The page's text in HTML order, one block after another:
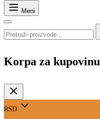
Meni
Korpa za kupovinu
RSD